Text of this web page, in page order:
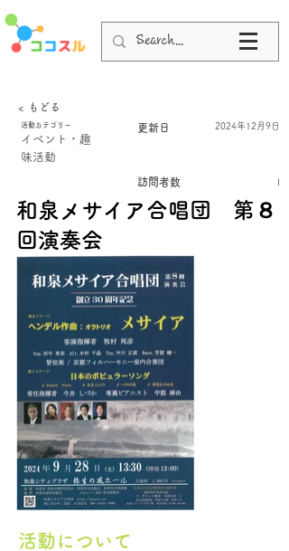
< もどる
活動カテゴリー
イベント・趣
味活動
更新日 2024年12月9日
訪問者数 I
和泉メサイア合唱団 第８
回演奏会
活動について